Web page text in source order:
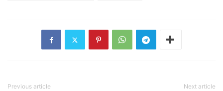
Previous article Next article